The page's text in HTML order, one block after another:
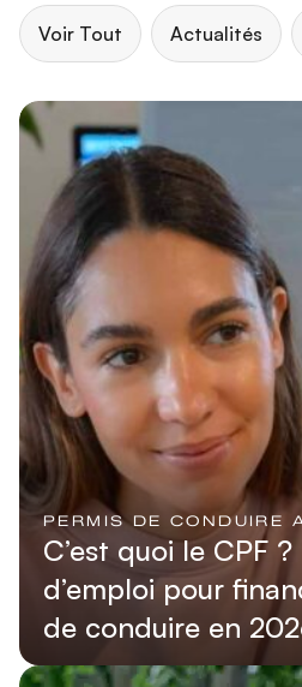
Voir Tout Actualités
PERMIS DE CONDUIRE
C’est quoi le CPF
d’emploi pour
de conduire en